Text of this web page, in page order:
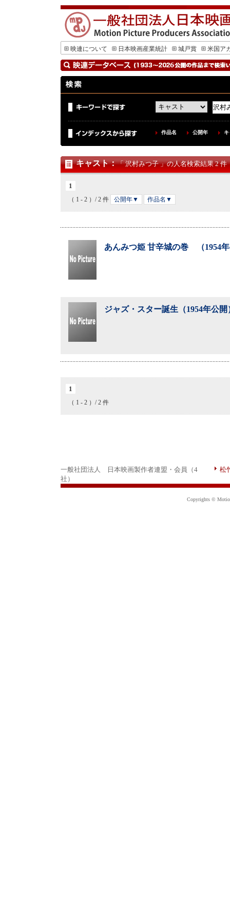
映連について 日本映画産業統計 城戸賞 米国ア
作品名 公開年
キャスト：「 沢村みつ子 」の人名検索結果 2 件
1
（ 1 - 2 ）/ 2 件 公開年▼ 作品名▼
あんみつ姫 甘辛城の巻 （1954
ジャズ・スター誕生（1954年公開
1
（ 1 - 2 ）/ 2 件
一般社団法人 日本映画製作者連盟・会員（4
社）
松
Copyrights ©